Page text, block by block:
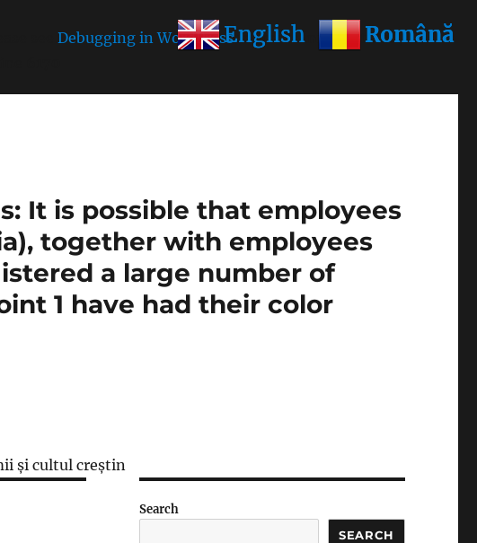
Debugging in WordPressfor more information. (This
It is possible that employees
together with employees
a large number of
1 have had their color
și cultul creștin
Search
SEARCH
English Română
English Română